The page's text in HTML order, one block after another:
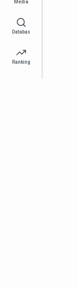
Media
Databas
Ranking